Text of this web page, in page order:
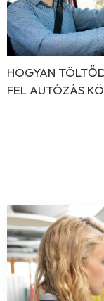
HOGYAN
FEL AUTÓZÁS